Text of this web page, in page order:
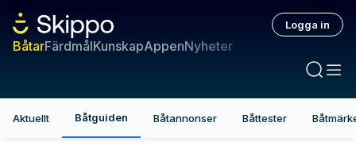
BåtarFärdmålKunskapAppenNyheter
Logga in
Aktuellt Båtguiden Båtannonser Båttester